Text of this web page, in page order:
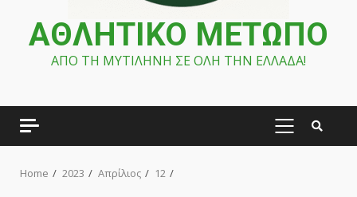
ΑΘΛΗΤΙΚΟ ΜΕΤΩΠΟ
ΑΠΟ ΤΗ ΜΥΤΙΛΗΝΗ ΣΕ ΟΛΗ ΤΗΝ ΕΛΛΑΔΑ!
PRIMARY
Home 2023 Απρίλιος 12